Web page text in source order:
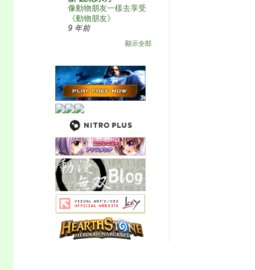
像動物朋友一樣去享受
《動物朋友》
9 年前
顯示全部